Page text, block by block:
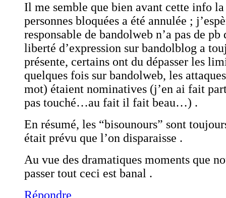
Il me semble que bien avant cette info
personnes bloquées a été annulée ;
responsable de bandolweb n’a pas de pb
liberté d’expression sur bandolblog a
présente, certains ont du dépasser les
quelques fois sur bandolweb, les
mot) étaient nominatives (j’en ai fait
pas touché…au fait il fait beau…) .
En résumé, les “bisounours” sont
était prévu que l’on disparaisse .
Au vue des dramatiques moments que
passer tout ceci est banal .
Répondre